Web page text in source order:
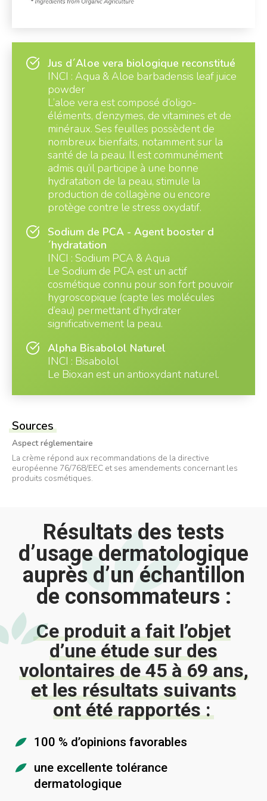
Jus d´Aloe vera biologique reconstitué
INCI : Aqua & Aloe barbadensis leaf juice
powder
L’aloe vera est composé d’oligo-
éléments, d’enzymes, de vitamines et de
minéraux. Ses feuilles possèdent de
nombreux bienfaits, notamment sur la
santé de la peau. Il est communément
admis qu’il participe à une bonne
hydratation de la peau, stimule la
production de collagène ou encore
protège contre le stress oxydatif.
Sodium de PCA - Agent booster d
´hydratation
INCI : Sodium PCA & Aqua
Le Sodium de PCA est un actif
cosmétique connu pour son fort pouvoir
hygroscopique (capte les molécules
d’eau) permettant d’hydrater
significativement la peau.
Alpha Bisabolol Naturel
INCI : Bisabolol
Le Bioxan est un antioxydant naturel.
Sources
Aspect réglementaire
La crème répond aux recommandations de la directive
européenne 76/768/EEC et ses amendements concernant les
produits cosmétiques.
Résultats des tests
d’usage dermatologique
auprès d’un échantillon
de consommateurs :
Ce produit a fait l’objet
d’une étude sur des
volontaires de 45 à 69 ans,
et les résultats suivants
ont été rapportés :
100 % d’opinions favorables
une excellente tolérance
dermatologique